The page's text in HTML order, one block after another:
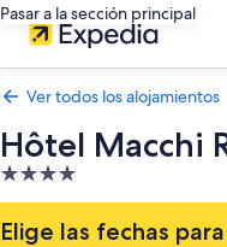
Pasar a la sección principal
Ver todos los alojamientos
Hôtel Macchi
Alojamiento
de
4.0 estrellas
Elige las fechas